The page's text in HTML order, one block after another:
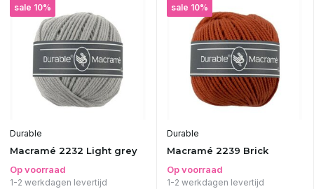
sale 10%
Durable
Macramé 2232 Light grey
Op voorraad
1-2 werkdagen levertijd
sale 10%
Durable
Macramé 2239 Brick
Op voorraad
1-2 werkdagen levertijd